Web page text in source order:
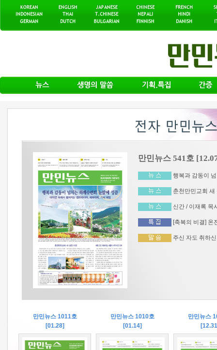
만민뉴스 541호
행복과 감동이
춘천만민교회 새
신간 / 이재록 목
[축복의 비결] 온
주신 자도 취하
만민뉴스 1011호
[01.28]
만민뉴스 1010호
[01.14]
만민뉴스